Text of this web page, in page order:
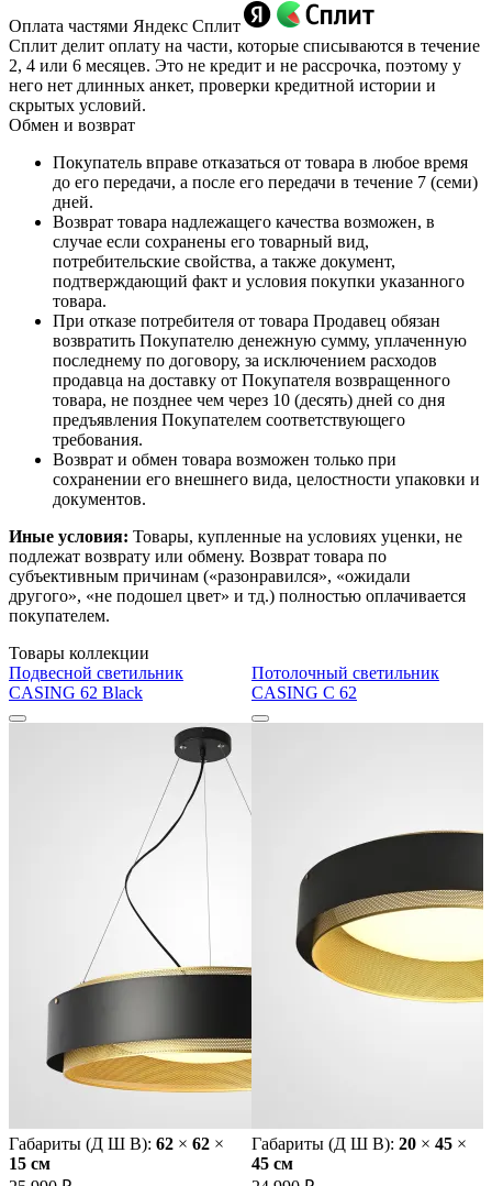
Оплата частями Яндекс Сплит
Сплит делит оплату на части, которые списываются в течение
2, 4 или 6 месяцев. Это не кредит и не рассрочка, поэтому у
него нет длинных анкет, проверки кредитной истории и
скрытых условий.
Обмен и возврат
Покупатель вправе отказаться от товара в любое время
до его передачи, а после его передачи в течение 7 (семи)
дней.
Возврат товара надлежащего качества возможен, в
случае если сохранены его товарный вид,
потребительские свойства, а также документ,
подтверждающий факт и условия покупки указанного
товара.
При отказе потребителя от товара Продавец обязан
возвратить Покупателю денежную сумму, уплаченную
последнему по договору, за исключением расходов
продавца на доставку от Покупателя возвращенного
товара, не позднее чем через 10 (десять) дней со дня
предъявления Покупателем соответствующего
требования.
Возврат и обмен товара возможен только при
сохранении его внешнего вида, целостности упаковки и
документов.
Иные условия: Товары, купленные на условиях уценки, не
подлежат возврату или обмену. Возврат товара по
субъективным причинам («разонравился», «ожидали
другого», «не подошел цвет» и тд.) полностью оплачивается
покупателем.
Товары коллекции
Подвесной светильник
CASING 62 Black
Габариты (Д Ш В): 62 × 62 ×
15 cм
Потолочный светильник
CASING C 62
Габариты (Д Ш В): 20 × 45 ×
45 cм